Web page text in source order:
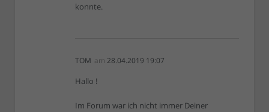
konnte.
TOM am 28.04.2019 19:07
Hallo !
Im Forum war ich nicht immer Deiner